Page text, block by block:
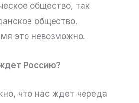
общество, так
общество.
это невозможно.
Россию?
что нас ждет череда